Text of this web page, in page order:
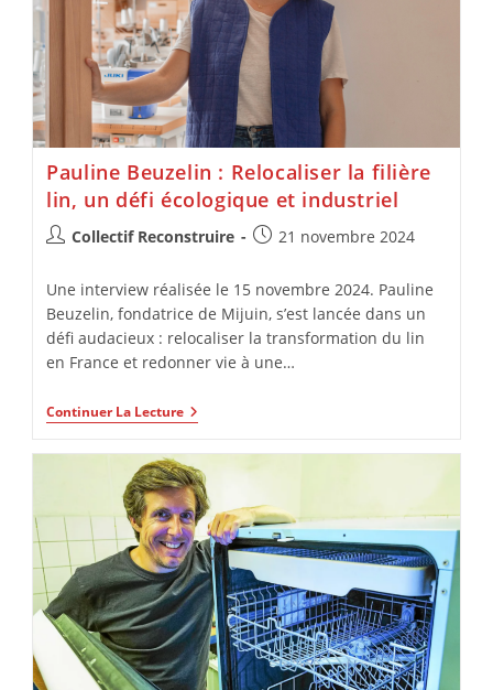
Pauline Beuzelin : Relocaliser la filière
lin, un défi écologique et industriel
Collectif Reconstruire 21 novembre 2024
Une interview réalisée le 15 novembre 2024. Pauline
Beuzelin, fondatrice de Mijuin, s’est lancée dans un
défi audacieux : relocaliser la transformation du lin
en France et redonner vie à une…
Continuer La Lecture